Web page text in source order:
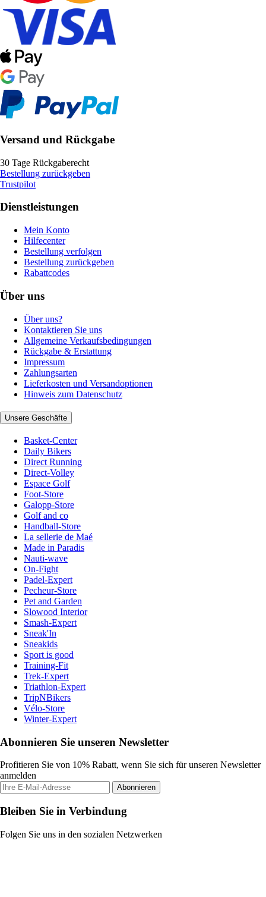
Versand und Rückgabe
30 Tage Rückgaberecht
Bestellung zurückgeben
Trustpilot
Dienstleistungen
Mein Konto
Hilfecenter
Bestellung verfolgen
Bestellung zurückgeben
Rabattcodes
Über uns
Über uns?
Kontaktieren Sie uns
Allgemeine Verkaufsbedingungen
Rückgabe & Erstattung
Impressum
Zahlungsarten
Lieferkosten und Versandoptionen
Hinweis zum Datenschutz
Unsere Geschäfte
Basket-Center
Daily Bikers
Direct Running
Direct-Volley
Espace Golf
Foot-Store
Galopp-Store
Golf and co
Handball-Store
La sellerie de Maé
Made in Paradis
Nauti-wave
On-Fight
Padel-Expert
Pecheur-Store
Pet and Garden
Slowood Interior
Smash-Expert
Sneak'In
Sneakids
Sport is good
Training-Fit
Trek-Expert
Triathlon-Expert
TripNBikers
Vélo-Store
Winter-Expert
Abonnieren Sie unseren Newsletter
Profitieren Sie von 10% Rabatt, wenn Sie sich für unseren Newsletter
anmelden
Abonnieren
Bleiben Sie in Verbindung
Folgen Sie uns in den sozialen Netzwerken